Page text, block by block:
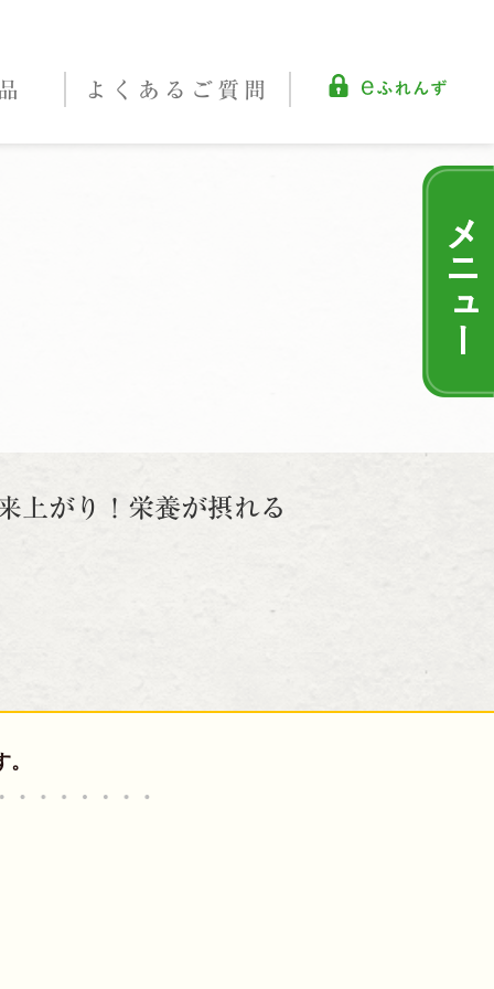
よくある ご質問
上がり！栄養が摂れる